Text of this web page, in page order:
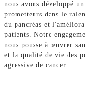
nous avons développé
prometteurs dans le
du pancréas et
patients. Notre
nous pousse à œuvrer
et la qualité de vie des
agressive de cancer.